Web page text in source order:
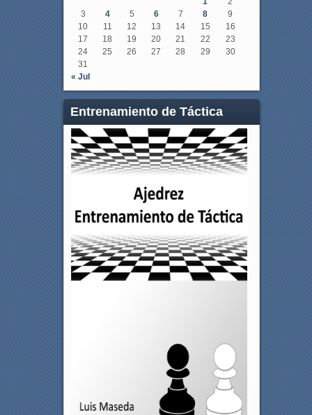
3
4 5 6 7 8
9
10
11 12 13 14 15
16
17
18 19 20 21 22
23
24
25 26 27 28 29
30
31
« Jul
Entrenamiento de Táctica